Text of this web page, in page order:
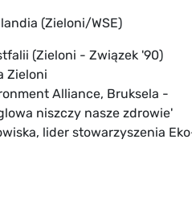
(Zieloni/WSE)
(Zieloni - Związek '90)
Zieloni
Alliance, Bruksela -
niszczy nasze zdrowie'
lider stowarzyszenia